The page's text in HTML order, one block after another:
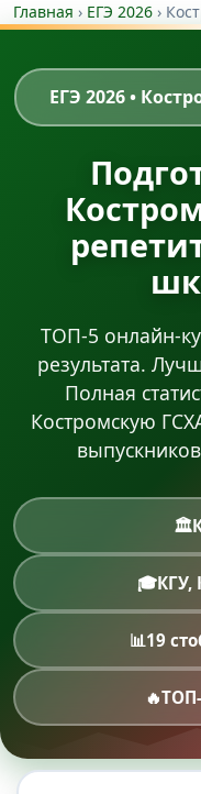
Главная › ЕГЭ 2026 ›
ЕГЭ 2026 •
ТОП-5 онлайн-
результата.
Полная
Костромскую
🏛️
🎓КГУ,
📊19
🔥